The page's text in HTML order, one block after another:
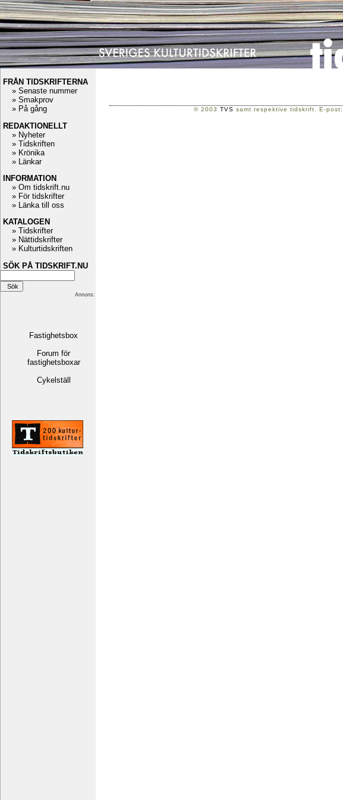
© 2003 TVS samt respektive tidskrift. E-post:
FRÅN TIDSKRIFTERNA
» Senaste nummer
» Smakprov
» På gång
REDAKTIONELLT
» Nyheter
» Tidskriften
» Krönika
» Länkar
INFORMATION
» Om tidskrift.nu
» För tidskrifter
» Länka till oss
KATALOGEN
» Tidskrifter
» Nättidskrifter
» Kulturtidskriften
SÖK PÅ TIDSKRIFT.NU
Annons:
Fastighetsbox
Forum för
fastighetsboxar
Cykelställ